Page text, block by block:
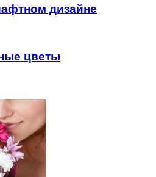
дизайне
цветы